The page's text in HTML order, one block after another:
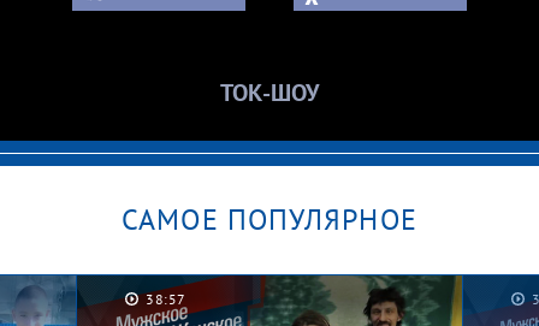
ТОК-ШОУ
САМОЕ ПОПУЛЯРНОЕ
38:57